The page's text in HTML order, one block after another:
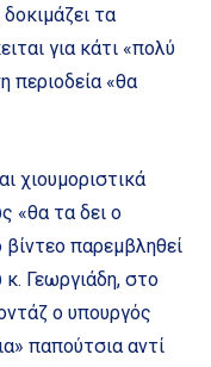
τα
για κάτι «πολύ
περιοδεία «θα
χιουμοριστικά
«θα τα δει ο
παρεμβληθεί
Γεωργιάδη, στο
ο υπουργός
παπούτσια αντί